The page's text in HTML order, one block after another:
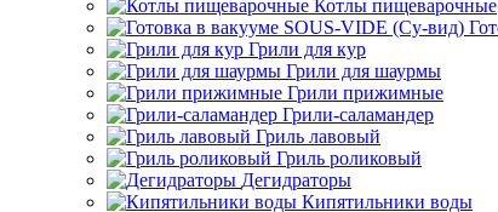
Котлы пищеварочные
Грили для кур
Грили для шаурмы
Грили прижимные
Грили-саламандер
Гриль лавовый
Гриль роликовый
Дегидраторы
Кипятильники воды